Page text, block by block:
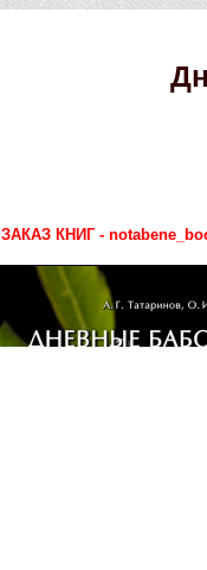
ЗАКАЗ КНИГ -